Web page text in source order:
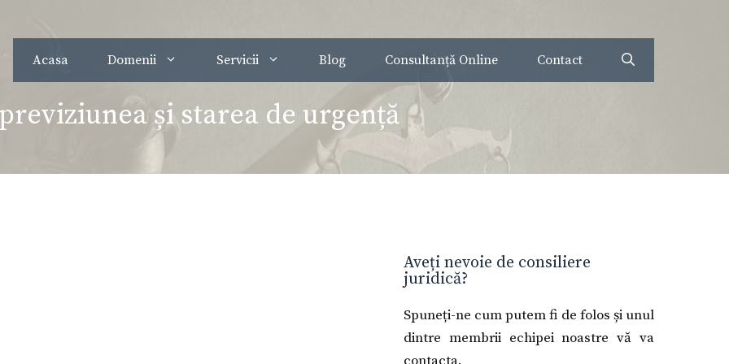
Acasa Domenii Servicii Blog Consultanță Online Contact
și starea de urgență
Aveți nevoie de consiliere
juridică?
Spuneți-ne cum putem fi de folos și unul
dintre membrii echipei noastre vă va